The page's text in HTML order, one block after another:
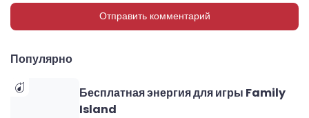
Отправить комментарий
Популярно
Бесплатная энергия для игры Family
Island